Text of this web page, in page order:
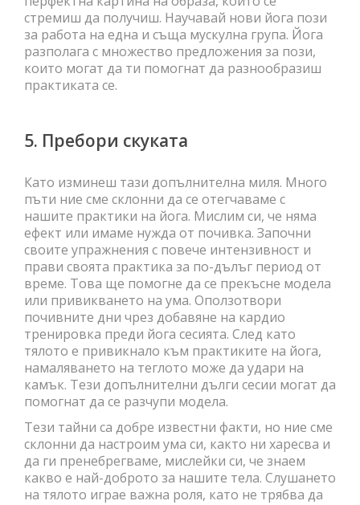
стремиш да получиш. Научавай нови йога пози
за работа на една и съща мускулна група. Йога
разполага с множество предложения за пози,
които могат да ти помогнат да разнообразиш
практиката се.
5. Пребори скуката
Като изминеш тази допълнителна миля. Много
пъти ние сме склонни да се отегчаваме с
нашите практики на йога. Мислим си, че няма
ефект или имаме нужда от почивка. Започни
своите упражнения с повече интензивност и
прави своята практика за по-дълъг период от
време. Това ще помогне да се прекъсне модела
или привикването на ума. Оползотвори
почивните дни чрез добавяне на кардио
тренировка преди йога сесията. След като
тялото е привикнало към практиките на йога,
намаляването на теглото може да удари на
камък. Тези допълнителни дълги сесии могат да
помогнат да се разчупи модела.
Тези тайни са добре известни факти, но ние сме
склонни да настроим ума си, както ни харесва и
да ги пренебрегваме, мислейки си, че знаем
какво е най-доброто за нашите тела. Слушането
на тялото играе важна роля, като не трябва да